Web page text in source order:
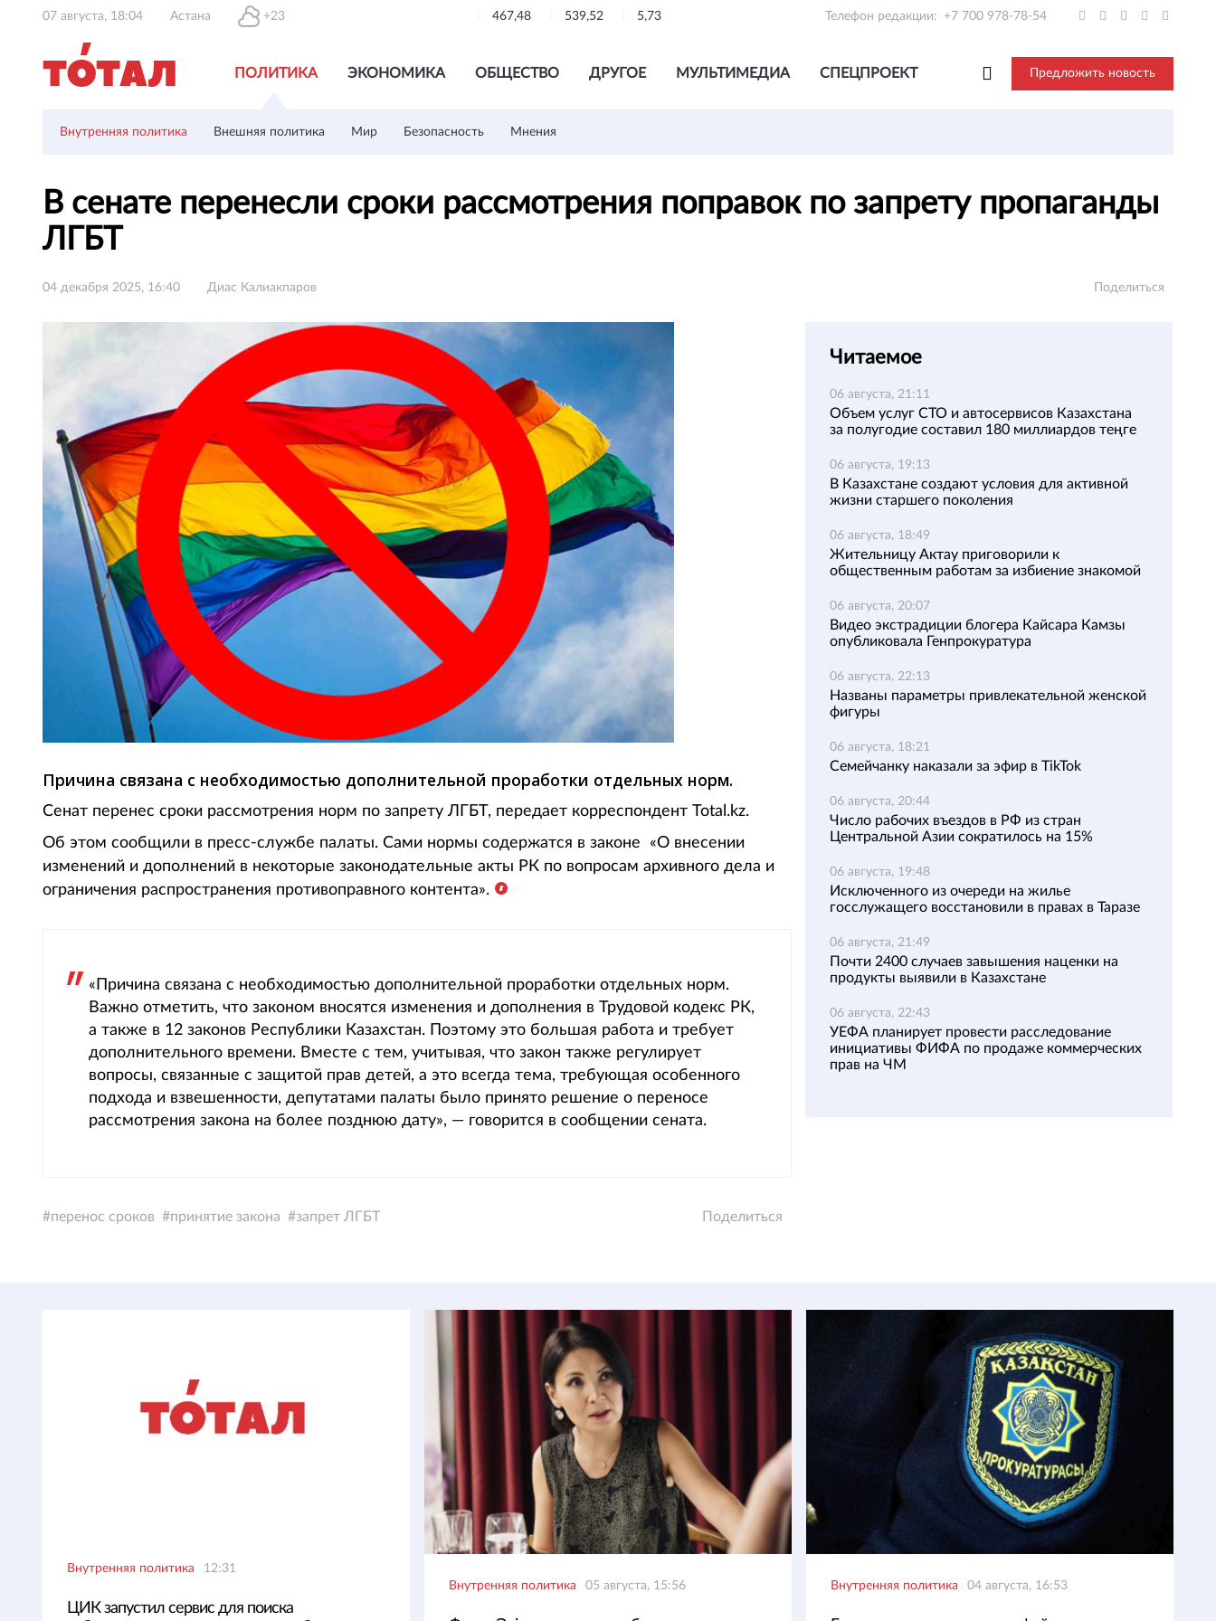
07 августа, 18:04 Астана +23 467,48 539,52 5,73 Телефон редакции: +7 700 978-78-54
ПОЛИТИКА ЭКОНОМИКА ОБЩЕСТВО ДРУГОЕ МУЛЬТИМЕДИА СПЕЦПРОЕКТ Предложить новость
Внутренняя политика Внешняя политика Мир Безопасность Мнения
В сенате перенесли сроки рассмотрения поправок по запрету пропаганды
ЛГБТ
04 декабря 2025, 16:40 Диас Калиакпаров Поделиться
Причина связана с необходимостью дополнительной проработки отдельных норм.
Сенат перенес сроки рассмотрения норм по запрету ЛГБТ, передает корреспондент Total.kz.
Об этом сообщили в пресс-службе палаты. Сами нормы содержатся в законе «О внесении
изменений и дополнений в некоторые законодательные акты РК по вопросам архивного дела и
ограничения распространения противоправного контента».
«Причина связана с необходимостью дополнительной проработки отдельных норм.
Важно отметить, что законом вносятся изменения и дополнения в Трудовой кодекс РК,
а также в 12 законов Республики Казахстан. Поэтому это большая работа и требует
дополнительного времени. Вместе с тем, учитывая, что закон также регулирует
вопросы, связанные с защитой прав детей, а это всегда тема, требующая особенного
подхода и взвешенности, депутатами палаты было принято решение о переносе
рассмотрения закона на более позднюю дату», — говорится в сообщении сената.
перенос сроков принятие закона запрет ЛГБТ Поделиться
Читаемое
06 августа, 21:11
Объем услуг СТО и автосервисов Казахстана
за полугодие составил 180 миллиардов теңге
06 августа, 19:13
В Казахстане создают условия для активной
жизни старшего поколения
06 августа, 18:49
Жительницу Актау приговорили к
общественным работам за избиение знакомой
06 августа, 20:07
Видео экстрадиции блогера Кайсара Камзы
опубликовала Генпрокуратура
06 августа, 22:13
Названы параметры привлекательной женской
фигуры
06 августа, 18:21
Семейчанку наказали за эфир в TikTok
06 августа, 20:44
Число рабочих въездов в РФ из стран
Центральной Азии сократилось на 15%
06 августа, 19:48
Исключенного из очереди на жилье
госслужащего восстановили в правах в Таразе
06 августа, 21:49
Почти 2400 случаев завышения наценки на
продукты выявили в Казахстане
06 августа, 22:43
УЕФА планирует провести расследование
инициативы ФИФА по продаже коммерческих
прав на ЧМ
Внутренняя политика 12:31
ЦИК запустил сервис для поиска
Внутренняя политика 05 августа, 15:56 Внутренняя политика 04 августа, 16:53